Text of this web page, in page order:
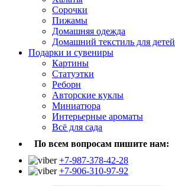
Сорочки
Пижамы
Домашняя одежда
Домашний текстиль для детей
Подарки и сувениры
Картины
Статуэтки
Реборн
Авторские куклы
Миниатюра
Интерьерные ароматы
Всё для сада
По всем вопросам пишите нам:
+7-987-378-42-28
+7-906-310-97-92